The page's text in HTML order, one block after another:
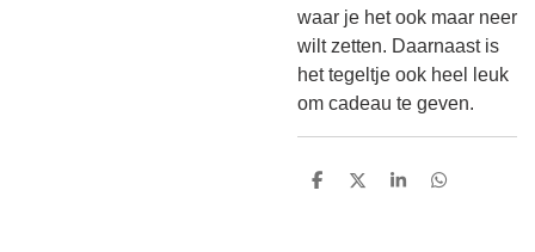
waar je het ook maar neer
wilt zetten. Daarnaast is
het tegeltje ook heel leuk
om cadeau te geven.
D
D
S
D